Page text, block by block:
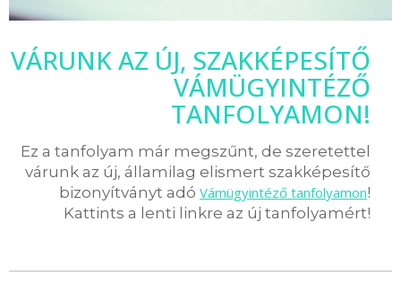
VÁRUNK AZ ÚJ, SZAKKÉPESÍTŐ
VÁMÜGYINTÉZŐ
TANFOLYAMON!
Ez a tanfolyam már megszűnt, de szeretettel
várunk az új, államilag elismert szakképesítő
bizonyítványt adó Vámügyintéző tanfolyamon!
Kattints a lenti linkre az új tanfolyamért!